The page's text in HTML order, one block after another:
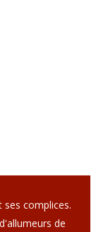
complices.
de